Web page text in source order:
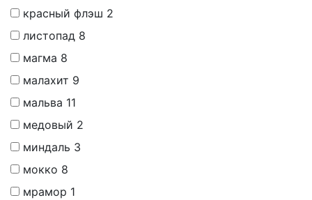
красный флэш 2
листопад 8
магма 8
малахит 9
мальва 11
медовый 2
миндаль 3
мокко 8
мрамор 1